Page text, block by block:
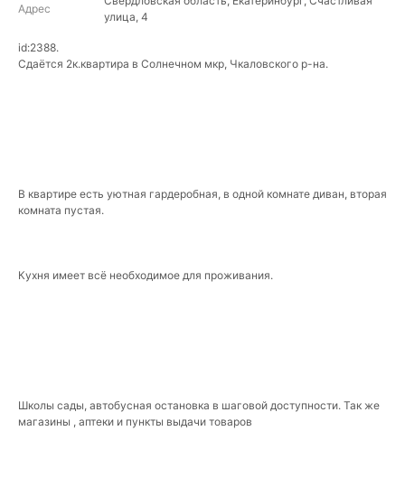
Адрес
улица, 4
id:2388.
Сдаётся 2к.квартира в Солнечном мкр, Чкаловского р-на.
В квартире есть уютная гардеробная, в одной комнате диван, вторая
комната пустая.
Кухня имеет всё необходимое для проживания.
Школы сады, автобусная остановка в шаговой доступности. Так же
магазины , аптеки и пункты выдачи товаров